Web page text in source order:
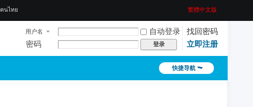
คนไทย 繁體中文版
用户名 自动登录
找回密码
密码
登录 立即注册
快捷导航